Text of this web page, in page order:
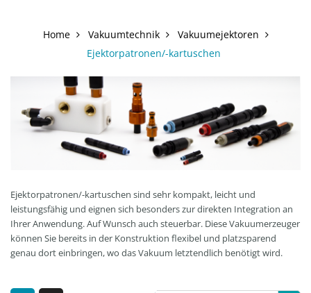
Home Vakuumtechnik
Vakuumejektoren
Ejektorpatronen/-kartuschen
Ejektorpatronen/-kartuschen sind sehr kompakt, leicht und
leistungsfähig und eignen sich besonders zur direkten Integration an
Ihrer Anwendung. Auf Wunsch auch steuerbar. Diese Vakuumerzeuger
können Sie bereits in der Konstruktion flexibel und platzsparend
genau dort einbringen, wo das Vakuum letztendlich benötigt wird.